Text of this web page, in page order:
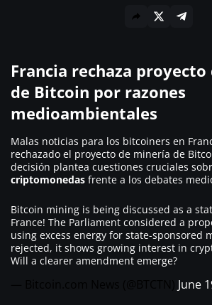
Francia rechaza
de Bitcoin por razones
medioambientales
Malas noticias para los bitcoiners en
rechazado el proyecto de minería de
decisión plantea cuestiones cruciales
criptomonedas frente a los debates
Bitcoin mining is being discussed as a
France! The Parliament considered a
using excess energy for state-sponsored
rejected, it shows growing interest in
Will a clearer amendment emerge?
June